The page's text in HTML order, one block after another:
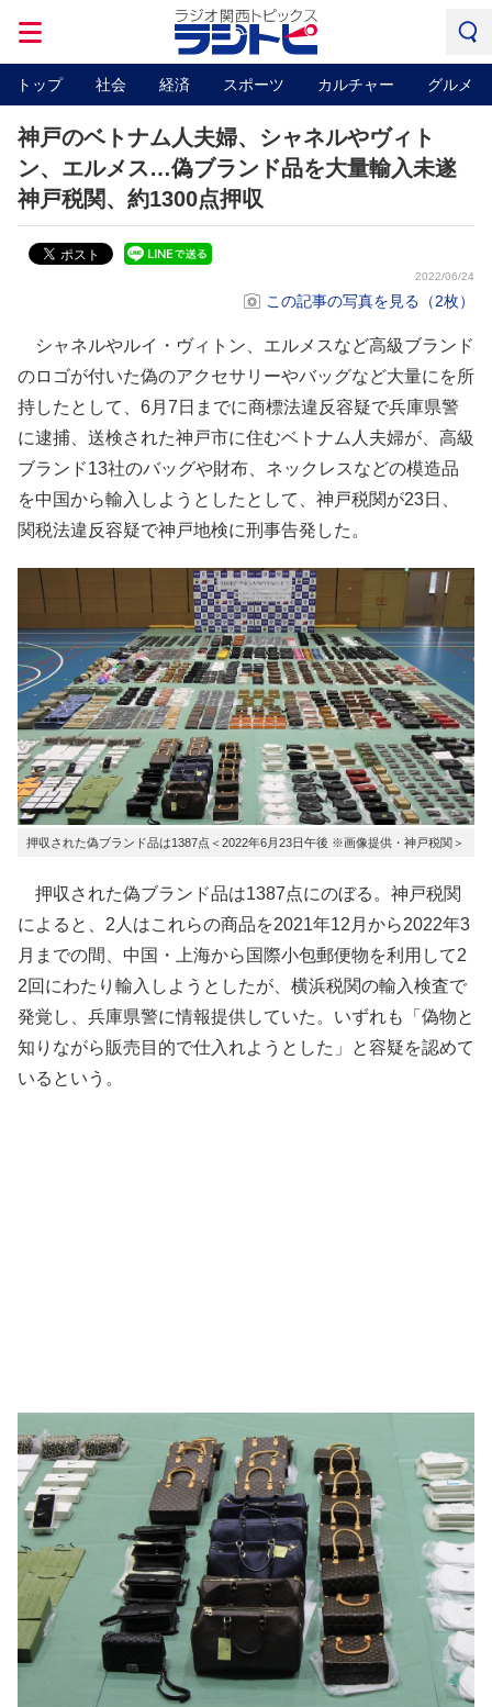
トップ 社会 経済 スポーツ カルチャー グルメ
神戸のベトナム人夫婦、シャネルやヴィト
ン、エルメス…偽ブランド品を大量輸入未遂
神戸税関、約1300点押収
2022/06/24
この記事の写真を見る（2枚）
シャネルやルイ・ヴィトン、エルメスなど高級ブランド
のロゴが付いた偽のアクセサリーやバッグなど大量にを所
持したとして、6月7日までに商標法違反容疑で兵庫県警
に逮捕、送検された神戸市に住むベトナム人夫婦が、高級
ブランド13社のバッグや財布、ネックレスなどの模造品
を中国から輸入しようとしたとして、神戸税関が23日、
関税法違反容疑で神戸地検に刑事告発した。
押収された偽ブランド品は1387点＜2022年6月23日午後 ※画像提供・神戸税関＞
押収された偽ブランド品は1387点にのぼる。神戸税関
によると、2人はこれらの商品を2021年12月から2022年3
月までの間、中国・上海から国際小包郵便物を利用して2
2回にわたり輸入しようとしたが、横浜税関の輸入検査で
発覚し、兵庫県警に情報提供していた。いずれも「偽物と
知りながら販売目的で仕入れようとした」と容疑を認めて
いるという。